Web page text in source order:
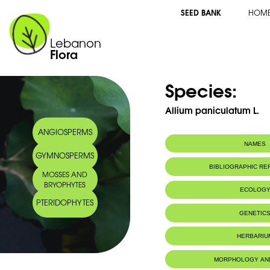
Lebanon
Flora
SEED BANK
ANGIOSPERMS
GYMNOSPERMS
MOSSES AND
BRYOPHYTES
PTERIDOPHYTES
Species:
Allium paniculatum L.
NAMES
Common name: Ail paniculé -
Arabic name: ثوم عثكل
BIBLIOGRAPHIC
ECOLOGY
Terrains
MORPHOLOGY